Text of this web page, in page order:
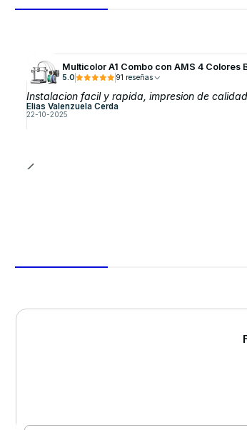
Multicolor A1 Combo con AMS 4 Colores
5.0 91 reseñas
Instalacion facil y rapida, impresion de
Elias Valenzuela Cerda
22-10-2025